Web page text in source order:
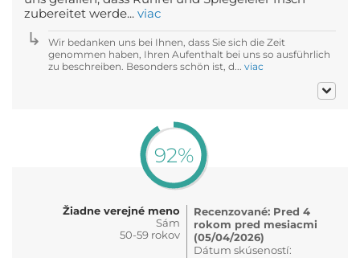
zubereitet werde... viac
Wir bedanken uns bei Ihnen, dass Sie sich die Zeit
genommen haben, Ihren Aufenthalt bei uns so ausführlich
zu beschreiben. Besonders schön ist, d... viac
92%
Žiadne verejné meno
Sám
50-59 rokov
Recenzované: Pred 4
rokom pred mesiacmi
(05/04/2026)
Dátum skúseností: